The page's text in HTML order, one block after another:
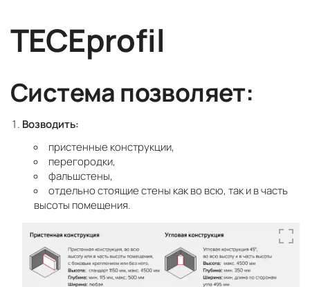
TECEprofil
Система позволяет:
Возводить:
пристенные конструкции,
перегородки,
фальшстены,
отдельно стоящие стены как во всю, так и в часть
высоты помещения.